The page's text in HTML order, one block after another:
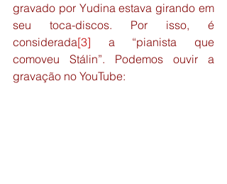
gravado por Yudina estava girando em
seu toca-discos. Por isso, é
considerada[3] a “pianista que
comoveu Stálin”. Podemos ouvir a
gravação no YouTube: